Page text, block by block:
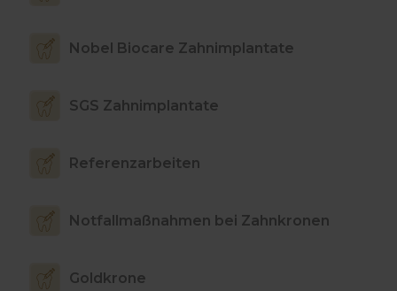
Nobel Biocare Zahnimplantate
SGS Zahnimplantate
Referenzarbeiten
Notfallmaßnahmen bei Zahnkronen
Goldkrone